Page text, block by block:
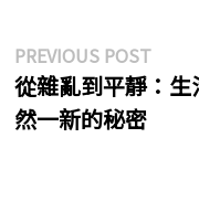
o
k
文
章
導
PREVIOUS POST
post:
從雜亂到平靜：生
然一新的秘密